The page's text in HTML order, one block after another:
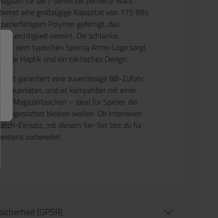
eine großzügige Kapazität von 175 BBs
Polymer gefertigt, das
Leichtigkeit vereint. Die schlanke,
mit dem typischen Specna Arms-Logo sorgt
Haptik und ein taktisches Design.
Set garantiert eine zuverlässige BB-Zufuhr,
Feuerraten, und ist kompatibel mit einer
Magazintaschen – ideal für Spieler, die
ausgestattet bleiben wollen. Ob intensives
Einsatz, mit diesem 5er-Set bist du für
vorbereitet.
(GPSR)